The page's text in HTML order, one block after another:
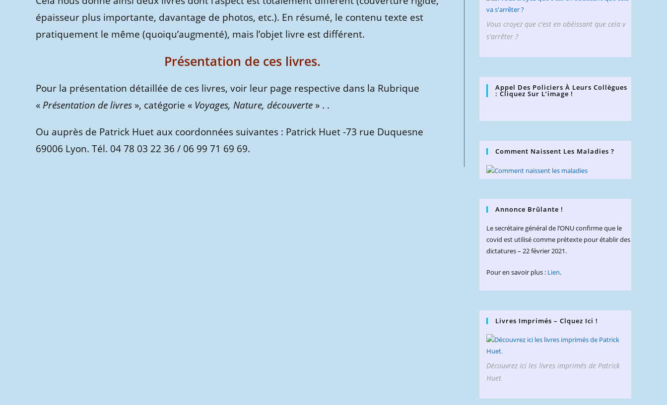
épaisseur plus importante, davantage de photos, etc.). En résumé, le contenu texte est
pratiquement le même (quoiqu’augmenté), mais l’objet livre est différent.
Présentation de ces livres.
Pour la présentation détaillée de ces livres, voir leur page respective dans la Rubrique
« Présentation de livres », catégorie « Voyages, Nature, découverte » . .
Ou auprès de Patrick Huet aux coordonnées suivantes : Patrick Huet -73 rue Duquesne
69006 Lyon. Tél. 04 78 03 22 36 / 06 99 71 69 69.
Vous croyez que c'est en obéissant que cela v
s'arrêter ?
Appel Des Policiers À Leurs Collègues
: Cliquez Sur L’image !
Comment Naissent Les Maladies ?
Annonce Brûlante !
Le secrétaire général de l’ONU confirme que le
covid est utilisé comme prétexte pour établir des
dictatures – 22 février 2021.
Pour en savoir plus : Lien.
Livres Imprimés – Clquez Ici !
Découvrez ici les livres imprimés de Patrick
Huet.